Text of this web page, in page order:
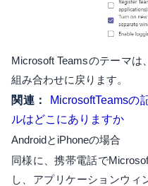
Microsoft Teamsのテーマ
組み合わせに戻ります。
関連：
MicrosoftTeamsの
ルはどこにありますか
AndroidとiPhoneの場合
同様に、携帯電話で
し、アプリケーションウィ